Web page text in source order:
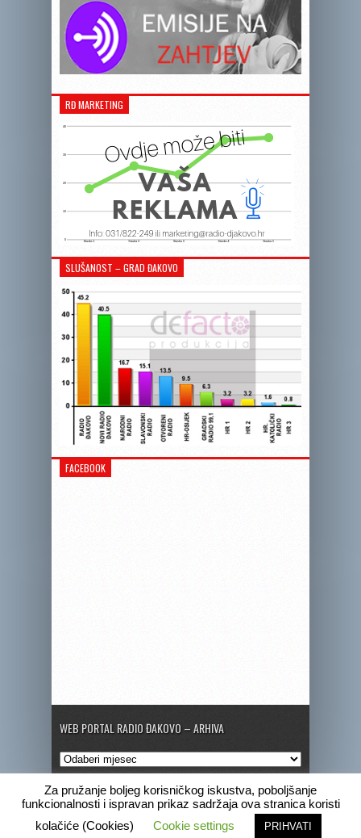
RĐ MARKETING
SLUŠANOST – GRAD ĐAKOVO
FACEBOOK
WEB PORTAL RADIO ĐAKOVO – ARHIVA
Web
portal
Radio
Đakovo
Arhiva
Copyright © 2020 Radio Đakovo
Marketing Pogrebne obavijesti Program
Za pružanje boljeg korisničkog iskustva, poboljšanje
funkcionalnosti i ispravan prikaz sadržaja ova stranica koristi
kolačiće (Cookies)
Cookie settings PRIHVATI